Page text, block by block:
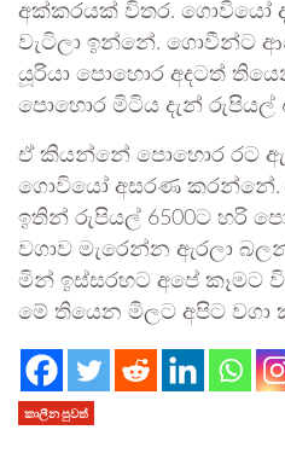
අක්කරයක් විතර. ගොවියෝ
වැටිලා ඉන්නේ. ගොවීන්ට
යූරියා පොහොර අදටත්
පොහොර මිටිය දැන් රුපියල්
ඒ කියන්නේ පොහොර රට
ගොවියෝ අසරණ කරන්නේ.
ඉතින් රුපියල් 6500ට හරි
වගාව මැරෙන්න ඇරලා
මින් ඉස්සරහට අපේ කෑමට
මේ තියෙන මිලට අපිට වගා
කාලීන පුවත්